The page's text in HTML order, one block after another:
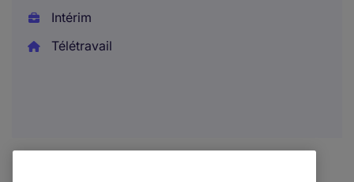
Intérim
Télétravail